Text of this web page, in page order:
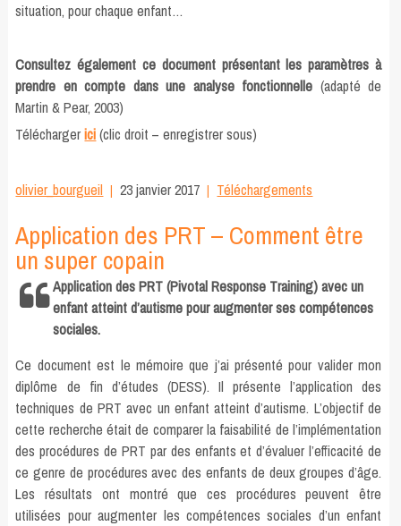
situation, pour chaque enfant…
Consultez également ce document présentant les paramètres à
prendre en compte dans une analyse fonctionnelle (adapté de
Martin & Pear, 2003)
Téléchargerici(clic droit – enregistrer sous)
olivier_bourgueil 23 janvier 2017 Téléchargements
Application des PRT – Comment être
un super copain
Application des PRT (Pivotal Response Training) avec un
enfant atteint d’autisme pour augmenter ses compétences
sociales.
Ce document est le mémoire que j’ai présenté pour valider mon
diplôme de fin d’études (DESS). Il présente l’application des
techniques de PRT avec un enfant atteint d’autisme. L’objectif de
cette recherche était de comparer la faisabilité de l’implémentation
des procédures de PRT par des enfants et d’évaluer l’efficacité de
ce genre de procédures avec des enfants de deux groupes d’âge.
Les résultats ont montré que ces procédures peuvent être
utilisées pour augmenter les compétences sociales d’un enfant